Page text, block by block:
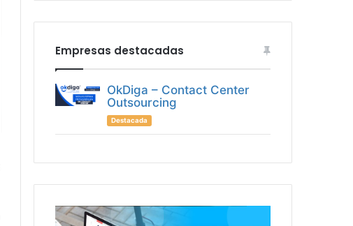
Empresas destacadas
OkDiga – Contact Center
Outsourcing
Destacada